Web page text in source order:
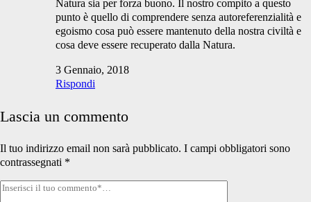
Natura sia per forza buono. Il nostro compito a questo
punto è quello di comprendere senza autoreferenzialità e
egoismo cosa può essere mantenuto della nostra civiltà e
cosa deve essere recuperato dalla Natura.
3 Gennaio, 2018
Rispondi
Lascia un commento
Il tuo indirizzo email non sarà pubblicato. I campi obbligatori sono
contrassegnati *
Tuo